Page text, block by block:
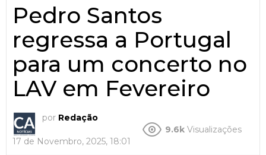
Pedro Santos
regressa a Portugal
para um concerto no
LAV em Fevereiro
por Redação
17 de Novembro, 2025, 18:01
9.6k Visualizações